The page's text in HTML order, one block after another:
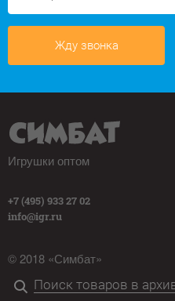
Жду звонка
Игрушки оптом
+7 (495) 933 27 02
info@igr.ru
© 2018 «Симбат»